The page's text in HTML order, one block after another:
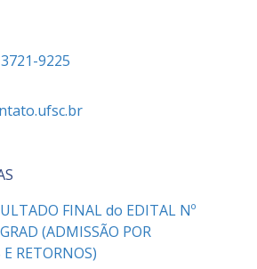
9225
FINAL do EDITAL Nº
(ADMISSÃO POR
RETORNOS)